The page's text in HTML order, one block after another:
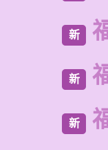
新
新
新